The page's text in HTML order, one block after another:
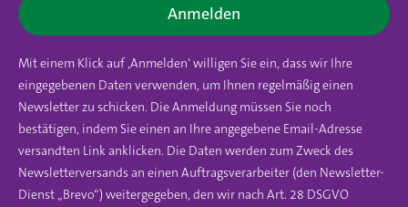
Anmelden
Mit einem Klick auf ‚Anmelden‘ willigen Sie ein, dass wir Ihre
eingegebenen Daten verwenden, um Ihnen regelmäßig einen
Newsletter zu schicken. Die Anmeldung müssen Sie noch
bestätigen, indem Sie einen an Ihre angegebene Email-Adresse
versandten Link anklicken. Die Daten werden zum Zweck des
Newsletterversands an einen Auftragsverarbeiter (den Newsletter-
Dienst „Brevo“) weitergegeben, den wir nach Art. 28 DSGVO